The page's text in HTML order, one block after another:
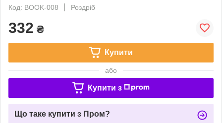
Код: BOOK-008
Роздріб
332 ₴
Купити
або
Купити з
Що таке купити з Пром?